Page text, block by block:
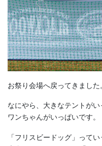
お祭り会場へ戻ってきました
なにやら、大きなテントがい
ワンちゃんがいっぱいです。
「フリスビードッグ」って